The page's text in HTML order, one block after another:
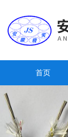
首页